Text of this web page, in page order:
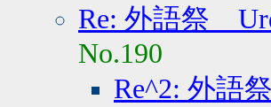
Re: 外語祭
No.190
Re^2: 外語